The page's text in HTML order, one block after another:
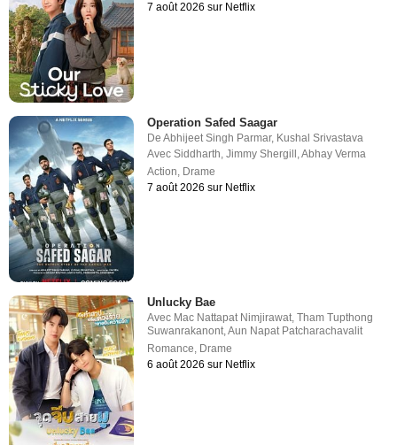
7 août 2026 sur Netflix
Operation Safed Saagar
DeAbhijeet Singh Parmar, Kushal Srivastava
AvecSiddharth ,Jimmy Shergill ,Abhay Verma
Action Drame
7 août 2026 sur Netflix
Unlucky Bae
Avec Mac Nattapat Nimjirawat,Tham Tupthong
Suwanrakanont,Aun Napat Patcharachavalit
Romance, Drame
6 août 2026 sur Netflix